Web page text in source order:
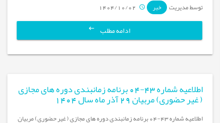
توسط مدیریت خبر 1404/10/02
ادامه مطلب
اطلاعیه شماره 43-04 برنامه زمانبندی دوره های مجازی
( غیر حضوری) مربیان 29 آذر ماه سال 1404
اطلاعیه شماره 43-04 برنامه زمانبندی دوره های مجازی ( غیر حضوری) مربیان